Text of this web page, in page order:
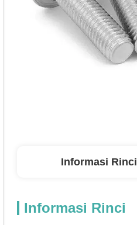
Informasi Rinci
Informasi Rinci